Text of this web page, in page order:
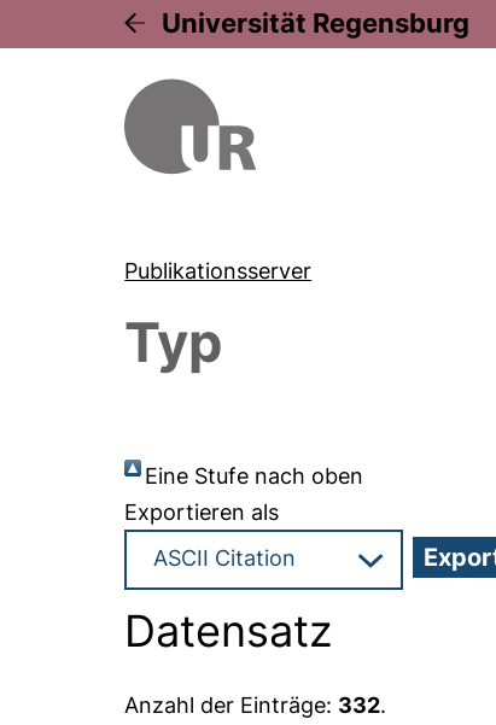
Universität Regensburg
Publikationsserver
Typ
Eine Stufe nach oben
Exportieren als
Datensatz
Anzahl der Einträge: 332.